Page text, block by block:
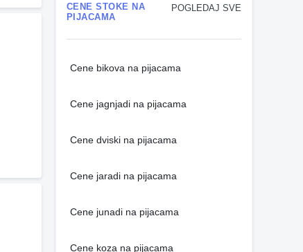
POGLEDAJ SVE
CENE STOKE NA
PIJACAMA
Cene bikova na pijacama
Cene jagnjadi na pijacama
Cene dviski na pijacama
Cene jaradi na pijacama
Cene junadi na pijacama
Cene koza na pijacama